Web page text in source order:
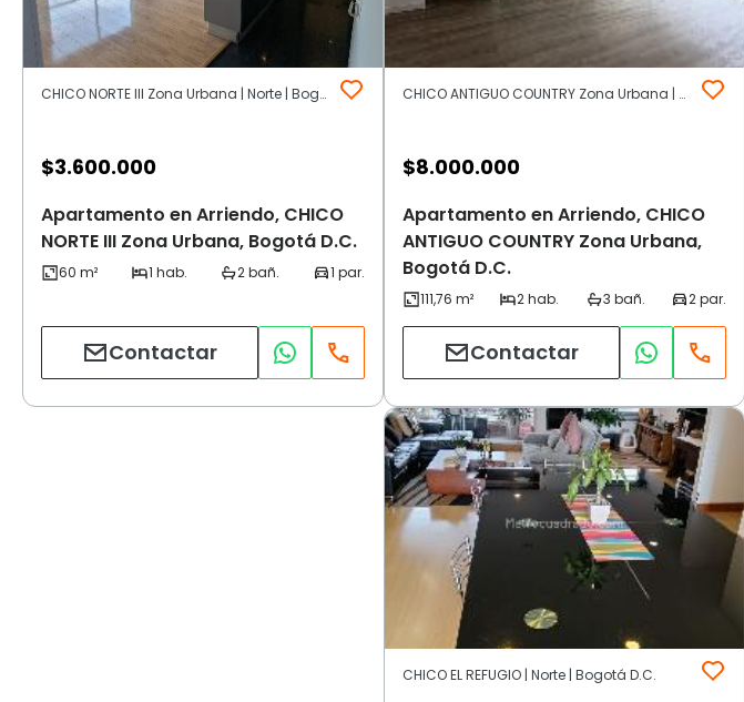
CHICO NORTE III Zona Urbana | Norte | Bogotá D.C.
$3.600.000
Apartamento en Arriendo, CHICO
NORTE III Zona Urbana, Bogotá D.C.
Contactar
CHICO ANTIGUO COUNTRY Zona Urbana | Norte | Bogotá D.C.
$8.000.000
Apartamento en Arriendo, CHICO
ANTIGUO COUNTRY Zona Urbana,
Bogotá D.C.
Contactar
CHICO EL REFUGIO | Norte | Bogotá D.C.